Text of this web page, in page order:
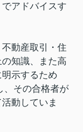
でアドバイスす
動産取引・住
知識、また高
示するため
、その合格者が
動していま